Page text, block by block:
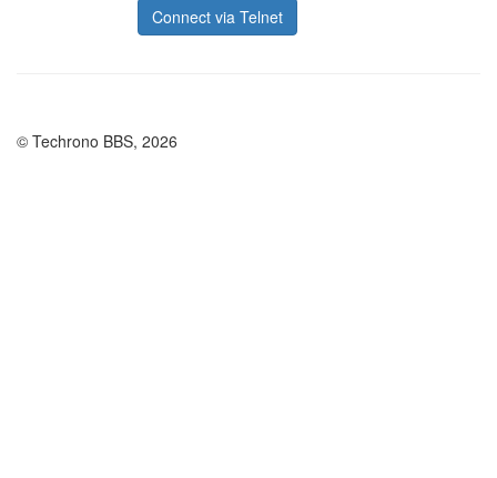
Connect via Telnet
© Techrono BBS, 2026